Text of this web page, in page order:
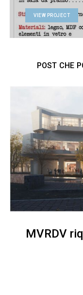
VIEW PROJECT
POST CHE
MVRDV